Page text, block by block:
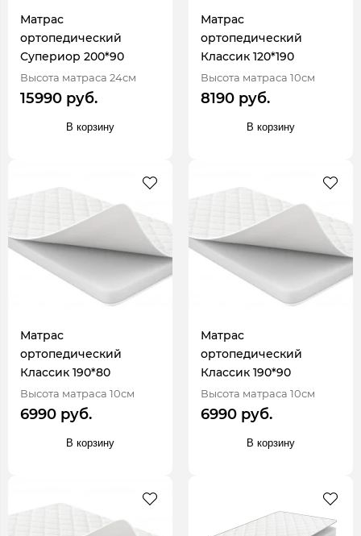
Матрас
ортопедический
Супериор 200*90
Высота матраса 24см
15990 руб.
В корзину
Матрас
ортопедический
Классик 120*190
Высота матраса 10см
8190 руб.
В корзину
Матрас
ортопедический
Классик 190*80
Высота матраса 10см
6990 руб.
В корзину
Матрас
ортопедический
Классик 190*90
Высота матраса 10см
6990 руб.
В корзину